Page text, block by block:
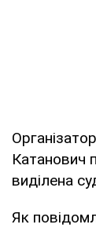
Катанович
виділена
Як